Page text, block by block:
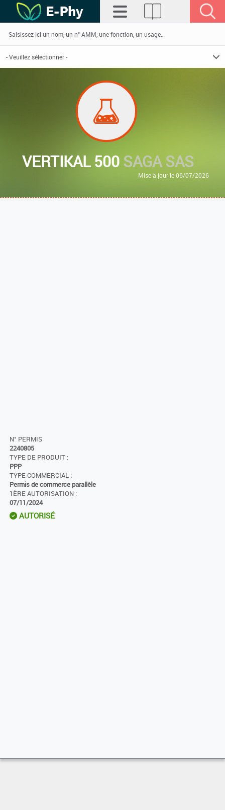
VERTIKAL 500SAGA SAS
Mise à jour le 06/07/2026
N° PERMIS
2240805
TYPE DE PRODUIT :
PPP
TYPE COMMERCIAL :
Permis de commerce parallèle
1ÈRE AUTORISATION :
07/11/2024
AUTORISÉ